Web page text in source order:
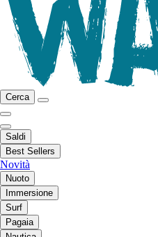
Cerca
Saldi
Best Sellers
Novità
Nuoto
Immersione
Surf
Pagaia